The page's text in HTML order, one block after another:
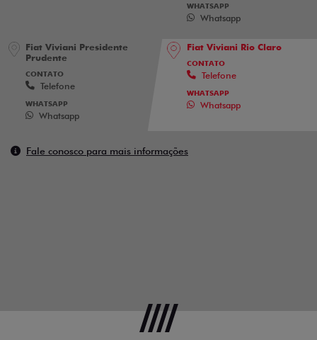
WHATSAPP
Whatsapp
Fiat Viviani Presidente
Prudente
CONTATO
Telefone
WHATSAPP
Whatsapp
Fiat Viviani Rio Claro
CONTATO
Telefone
WHATSAPP
Whatsapp
Fale conosco para mais informações